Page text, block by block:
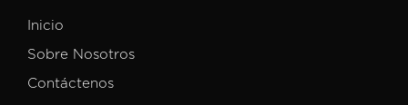
Inicio
Sobre Nosotros
Contáctenos